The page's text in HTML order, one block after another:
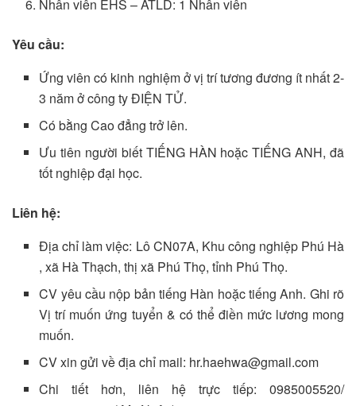
Nhân viên EHS – ATLD: 1 Nhân viên
Yêu cầu:
Ứng viên có kinh nghiệm ở vị trí tương đương ít nhất 2-
3 năm ở công ty ĐIỆN TỬ.
Có bằng Cao đẳng trở lên.
Ưu tiên người biết TIẾNG HÀN hoặc TIẾNG ANH, đã
tốt nghiệp đại học.
Liên hệ:
Địa chỉ làm việc: Lô CN07A, Khu công nghiệp Phú Hà
, xã Hà Thạch, thị xã Phú Thọ, tỉnh Phú Thọ.
CV yêu cầu nộp bản tiếng Hàn hoặc tiếng Anh. Ghi rõ
Vị trí muốn ứng tuyển & có thể điền mức lương mong
muốn.
CV xin gửi về địa chỉ mail: hr.haehwa@gmail.com
Chi tiết hơn, liên hệ trực tiếp: 0985005520/